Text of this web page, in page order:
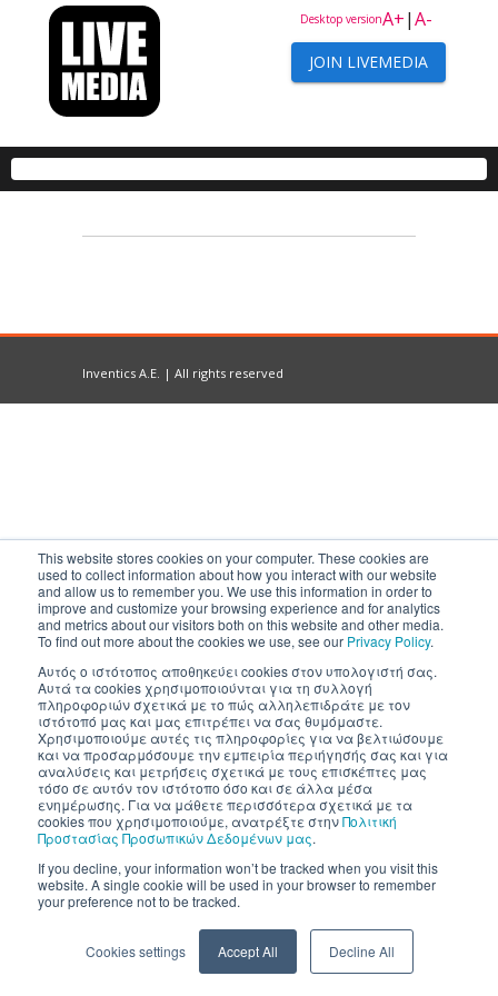
This website stores cookies on your computer. These cookies are
used to collect information about how you interact with our website
and allow us to remember you. We use this information in order to
improve and customize your browsing experience and for analytics
and metrics about our visitors both on this website and other media.
To find out more about the cookies we use, see our Privacy Policy.
Αυτός ο ιστότοπος αποθηκεύει cookies στον υπολογιστή σας.
Αυτά τα cookies χρησιμοποιούνται για τη συλλογή
πληροφοριών σχετικά με το πώς αλληλεπιδράτε με τον
ιστότοπό μας και μας επιτρέπει να σας θυμόμαστε.
Χρησιμοποιούμε αυτές τις πληροφορίες για να βελτιώσουμε
και να προσαρμόσουμε την εμπειρία περιήγησής σας και για
αναλύσεις και μετρήσεις σχετικά με τους επισκέπτες μας
τόσο σε αυτόν τον ιστότοπο όσο και σε άλλα μέσα
ενημέρωσης. Για να μάθετε περισσότερα σχετικά με τα
cookies που χρησιμοποιούμε, ανατρέξτε στηνΠολιτική
Προστασίας Προσωπικών Δεδομένων μας.
If you decline, your information won’t be tracked when you visit this
website. A single cookie will be used in your browser to remember
your preference not to be tracked.
Cookies settings Accept All Decline All
A+|A-
Desktop version
JOIN LIVEMEDIA
Inventics A.E. | All rights reserved